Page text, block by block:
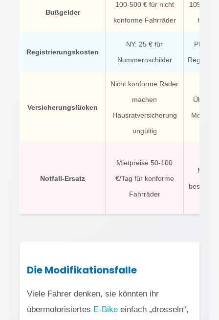
Bußgelder
100-500 € für nicht
konforme Fahrräder
109-
Registrierungskosten
NY: 25 € für
Nummernschilder
PEI:
Versicherungslücken
Nicht konforme Räder
machen
Hausratversicherung
ungültig
Über
Notfall-Ersatz
Mietpreise 50-100
€/Tag für konforme
Fahrräder
Die Modifikationsfalle
Viele Fahrer denken, sie könnten ihr
übermotorisiertes E-Bike einfach „drosseln“,